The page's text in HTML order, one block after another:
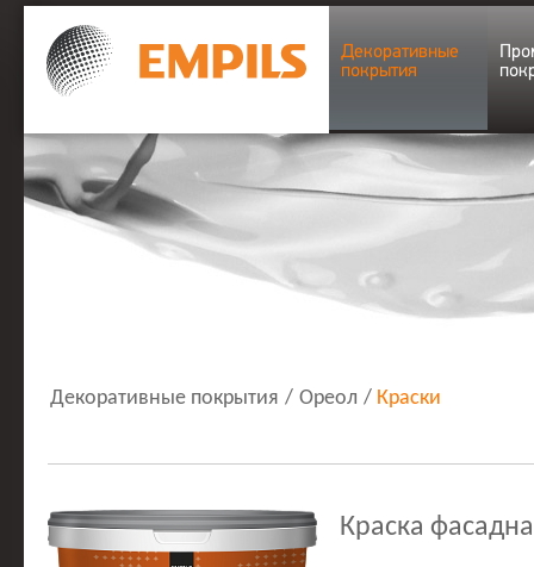
Декоративные
покрытия
Декоративные покрытия / Ореол / Краски
Краска